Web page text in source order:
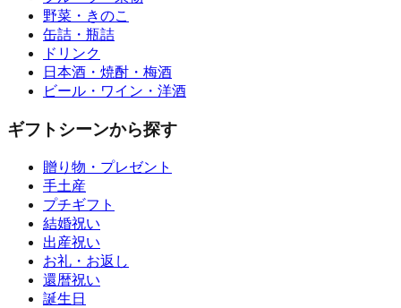
野菜・きのこ
缶詰・瓶詰
ドリンク
日本酒・焼酎・梅酒
ビール・ワイン・洋酒
ギフトシーンから探す
贈り物・プレゼント
手土産
プチギフト
結婚祝い
出産祝い
お礼・お返し
還暦祝い
誕生日